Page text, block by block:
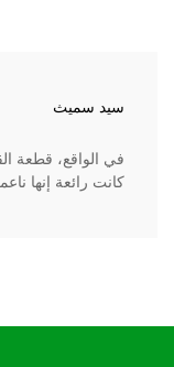
سيد سميث
في الواقع، قطعة
كانت رائعة إنها